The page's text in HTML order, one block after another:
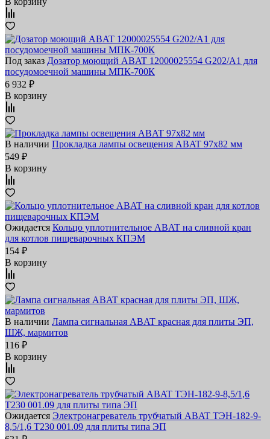
Под заказ Дозатор моющий ABAT 12000025554 G202/A1 для
посудомоечной машины МПК-700К
6 932 ₽
В корзину
В наличии Прокладка лампы освещения ABAT 97х82 мм
549 ₽
В корзину
Ожидается Кольцо уплотнительное ABAT на сливной кран
для котлов пищеварочных КПЭМ
154 ₽
В корзину
В наличии Лампа сигнальная ABAT красная для плиты ЭП,
ШЖ, мармитов
116 ₽
В корзину
Ожидается Электронагреватель трубчатый ABAT ТЭН-182-9-
8,5/1,6 Т230 001.09 для плиты типа ЭП